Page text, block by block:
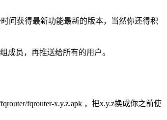
时间获得最新功能最新的版本，当然你还得积
成员，再推送给所有的用户。
fqrouter-x.y.z.apk ，把x.y.z换成你之前使